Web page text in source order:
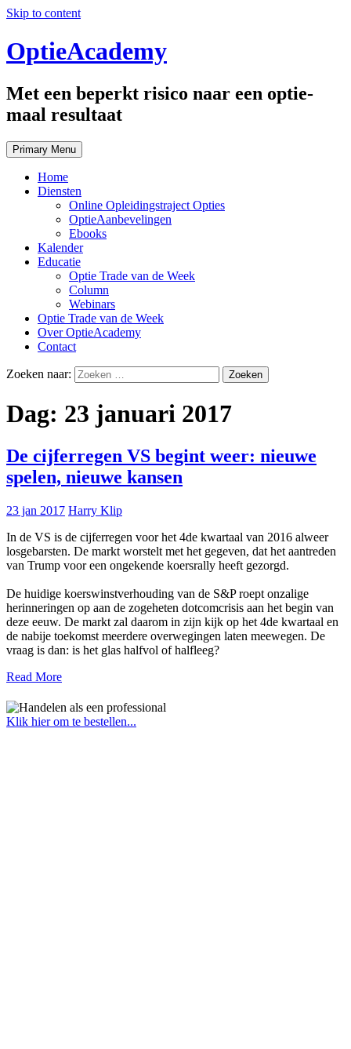
Skip to content
OptieAcademy
Met een beperkt risico naar een optie-
maal resultaat
Primary Menu
Home
Diensten
Online Opleidingstraject Opties
OptieAanbevelingen
Ebooks
Kalender
Educatie
Optie Trade van de Week
Column
Webinars
Optie Trade van de Week
Over OptieAcademy
Contact
Zoeken naar:
Dag: 23 januari 2017
De cijferregen VS begint weer: nieuwe
spelen, nieuwe kansen
23 jan 2017 Harry Klip
In de VS is de cijferregen voor het 4de kwartaal van 2016 alweer
losgebarsten. De markt worstelt met het gegeven, dat het aantreden
van Trump voor een ongekende koersrally heeft gezorgd.
De huidige koerswinstverhouding van de S&P roept onzalige
herinneringen op aan de zogeheten dotcomcrisis aan het begin van
deze eeuw. De markt zal daarom in zijn kijk op het 4de kwartaal en
de nabije toekomst meerdere overwegingen laten meewegen. De
vraag is dan: is het glas halfvol of halfleeg?
Read More
Klik hier om te bestellen...